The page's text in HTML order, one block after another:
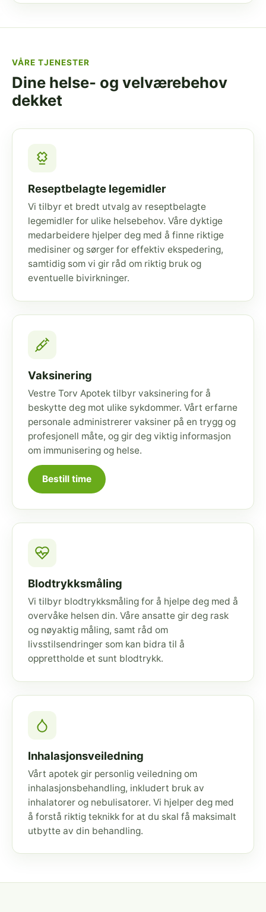
VÅRE TJENESTER
Dine helse- og velværebehov
dekket
Reseptbelagte legemidler
Vi tilbyr et bredt utvalg av reseptbelagte
legemidler for ulike helsebehov. Våre dyktige
medarbeidere hjelper deg med å finne riktige
medisiner og sørger for effektiv ekspedering,
samtidig som vi gir råd om riktig bruk og
eventuelle bivirkninger.
Vaksinering
Vestre Torv Apotek tilbyr vaksinering for å
beskytte deg mot ulike sykdommer. Vårt erfarne
personale administrerer vaksiner på en trygg og
profesjonell måte, og gir deg viktig informasjon
om immunisering og helse.
Bestill time
Blodtrykksmåling
Vi tilbyr blodtrykksmåling for å hjelpe deg med å
overvåke helsen din. Våre ansatte gir deg rask
og nøyaktig måling, samt råd om
livsstilsendringer som kan bidra til å
opprettholde et sunt blodtrykk.
Inhalasjonsveiledning
Vårt apotek gir personlig veiledning om
inhalasjonsbehandling, inkludert bruk av
inhalatorer og nebulisatorer. Vi hjelper deg med
å forstå riktig teknikk for at du skal få maksimalt
utbytte av din behandling.